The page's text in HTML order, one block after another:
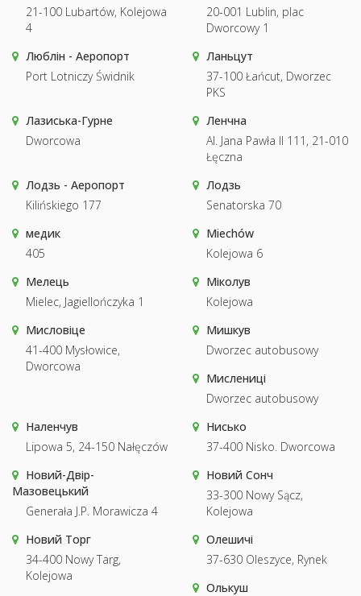
21-100 Lubartów, Kolejowa
4
20-001 Lublin, plac
Dworcowy 1
Люблін - Аеропорт
Port Lotniczy Świdnik
Ланьцут
37-100 Łańcut, Dworzec
PKS
Лазиська-Гурне
Dworcowa
Ленчна
Al. Jana Pawła II 111, 21-010
Łęczna
Лодзь - Аеропорт
Kilińskiego 177
Лодзь
Senatorska 70
медик
405
Miechów
Kolejowa 6
Мелець
Mielec, Jagiellończyka 1
Міколув
Kolejowa
Мисловіце
41-400 Mysłowice,
Dworcowa
Мишкув
Dworzec autobusowy
Мислениці
Dworzec autobusowy
Наленчув
Lipowa 5, 24-150 Nałęczów
Нисько
37-400 Nisko. Dworcowa
Новий-Двір-
Мазовецький
Generała J.P. Morawicza 4
Новий Сонч
33-300 Nowy Sącz,
Kolejowa
Новий Торг
34-400 Nowy Targ,
Kolejowa
Олешичі
37-630 Oleszyce, Rynek
Олькуш